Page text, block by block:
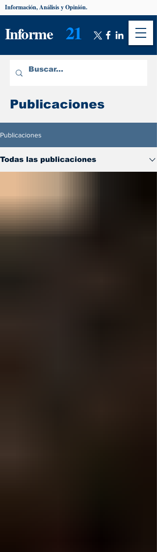
Informe 21
Información, Análisis y Opinión.
Publicaciones
Publicaciones
Todas las publicaciones